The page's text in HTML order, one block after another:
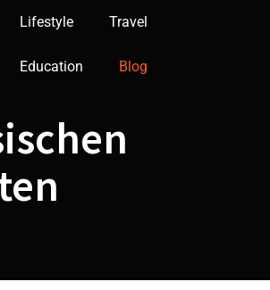
Lifestyle Travel
Education Blog